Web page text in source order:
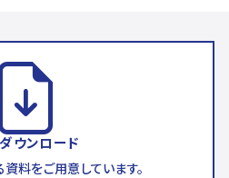
ウンロード
料をご用意しています。